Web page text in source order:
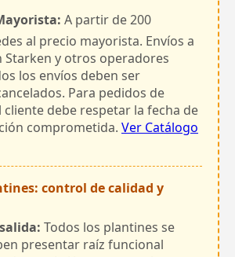
A partir de 200
al precio mayorista. Envíos a
Starken y otros operadores
los envíos deben ser
Para pedidos de
debe respetar la fecha de
comprometida. Ver Catálogo
control de calidad y
Todos los plantines se
presentar raíz funcional